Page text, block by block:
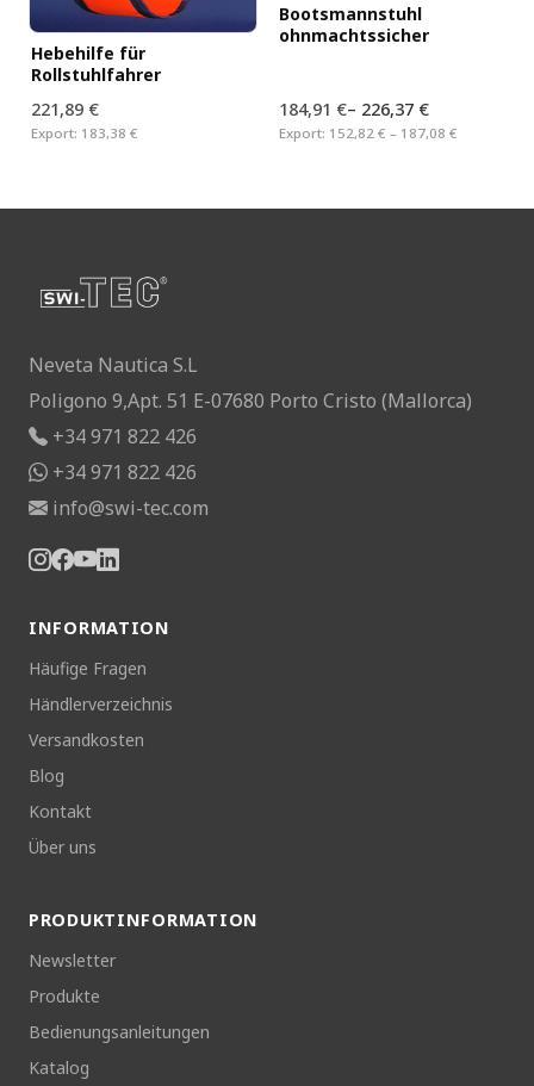
Hebehilfe für
Rollstuhlfahrer
221,89 €
Export: 183,38 €
Bootsmannstuhl
ohnmachtssicher
184,91 €– 226,37 €
Export: 152,82 € – 187,08 €
Neveta Nautica S.L
Poligono 9,Apt. 51 E-07680 Porto Cristo (Mallorca)
+34 971 822 426
+34 971 822 426
info@swi-tec.com
INFORMATION
Häufige Fragen
Händlerverzeichnis
Versandkosten
Blog
Kontakt
Über uns
PRODUKTINFORMATION
Newsletter
Produkte
Bedienungsanleitungen
Katalog